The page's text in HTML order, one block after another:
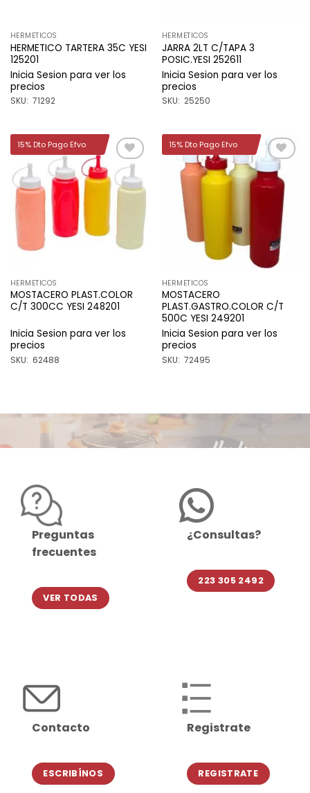
HERMETICOS
HERMETICO TARTERA 35C YESI
125201
Inicia Sesion para ver los
precios
SKU: 71292
HERMETICOS
JARRA 2LT C/TAPA 3
POSIC.YESI 252611
Inicia Sesion para ver los
precios
SKU: 25250
Añadir
a la
lista de
deseos
HERMETICOS
MOSTACERO PLAST.COLOR
C/T 300CC YESI 248201
Inicia Sesion para ver los
precios
SKU: 62488
15% Dto Pago Efvo
Añadir
a la
lista de
deseos
HERMETICOS
MOSTACERO
PLAST.GASTRO.COLOR C/T
500C YESI 249201
Inicia Sesion para ver los
precios
SKU: 72495
15% Dto Pago Efvo
Preguntas
frecuentes
VER TODAS
¿Consultas?
223 305 2492
Contacto
ESCRIBÍNOS
Registrate
REGISTRATE